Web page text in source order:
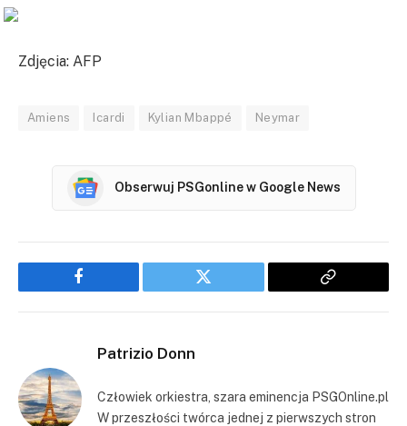
Zdjęcia: AFP
Amiens Icardi Kylian Mbappé Neymar
Obserwuj PSGonline w Google News
Facebook Twitter
Copy
Patrizio Donn
Człowiek orkiestra, szara eminencja PSGOnline.pl
W przeszłości twórca jednej z pierwszych stron